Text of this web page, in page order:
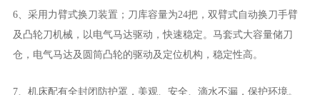
6、采用力臂式换刀装置；刀库容量为24把，双臂式自动换刀手臂
及凸轮刀机械，以电气马达驱动，快速稳定。马套式大容量储刀
仓，电气马达及圆筒凸轮的驱动及定位机构，稳定性高。
7、机床配有全封闭防护罩，美观、安全、滴水不漏，保护环境。